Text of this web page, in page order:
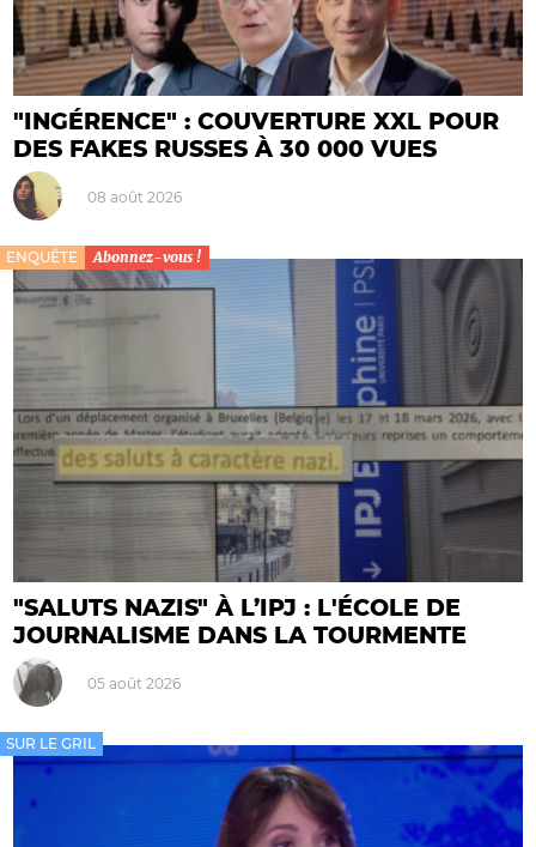
"INGÉRENCE" : COUVERTURE XXL POUR
DES FAKES RUSSES À 30 000 VUES
08 août 2026
ENQUÊTE Abonnez-vous !
"SALUTS NAZIS" À L’IPJ : L'ÉCOLE DE
JOURNALISME DANS LA TOURMENTE
05 août 2026
SUR LE GRIL